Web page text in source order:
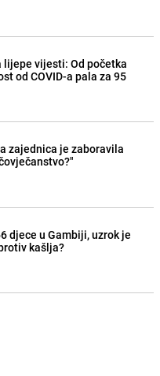
lijepe vijesti: Od početka
od COVID-a pala za 95
zajednica je zaboravila
djece u Gambiji, uzrok je
kašlja?